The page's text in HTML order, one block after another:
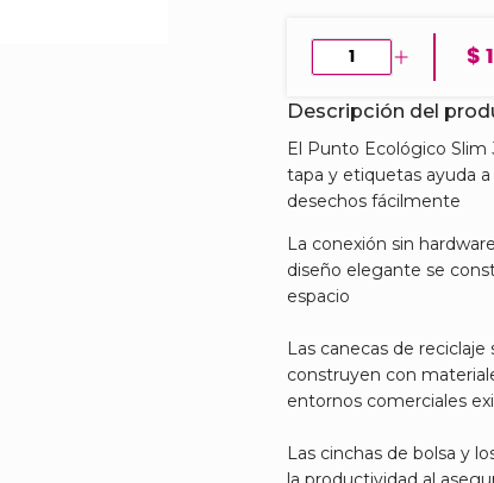
$
Descripción del
El Punto Ecológico
tapa y etiquetas ayuda
desechos fácilmente
La conexión sin
diseño elegante se
espacio
Las canecas de reciclaje
construyen con
entornos comerciales
Las cinchas de bolsa y